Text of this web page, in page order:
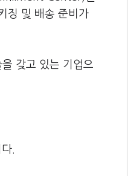
징 및 배송 준비가
갖고 있는 기업으
.